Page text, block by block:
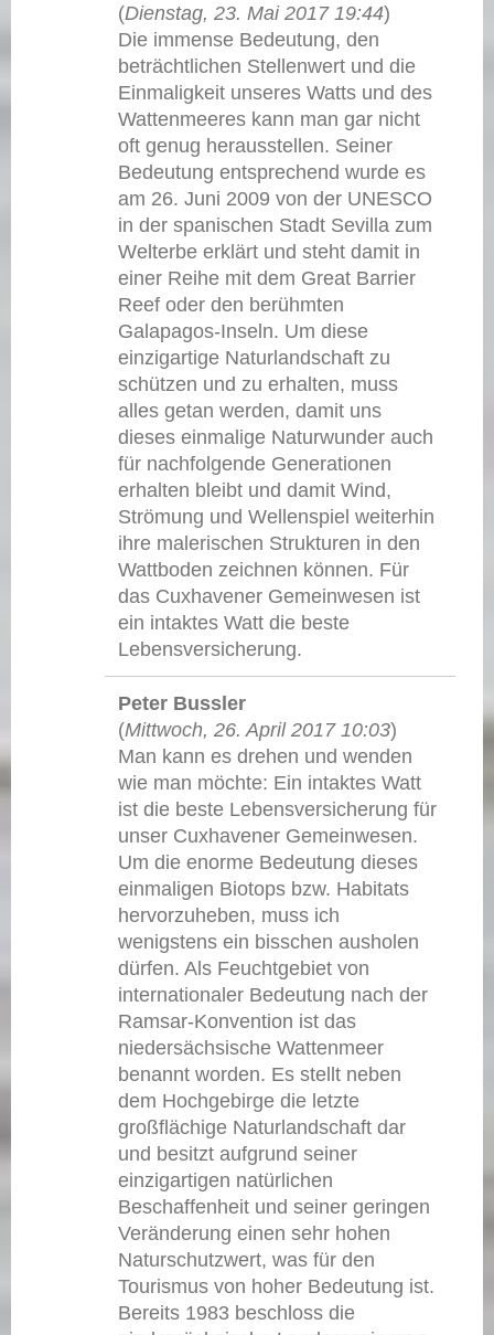
(Dienstag, 23. Mai 2017 19:44)
Die immense Bedeutung, den
beträchtlichen Stellenwert und die
Einmaligkeit unseres Watts und des
Wattenmeeres kann man gar nicht
oft genug herausstellen. Seiner
Bedeutung entsprechend wurde es
am 26. Juni 2009 von der UNESCO
in der spanischen Stadt Sevilla zum
Welterbe erklärt und steht damit in
einer Reihe mit dem Great Barrier
Reef oder den berühmten
Galapagos-Inseln. Um diese
einzigartige Naturlandschaft zu
schützen und zu erhalten, muss
alles getan werden, damit uns
dieses einmalige Naturwunder auch
für nachfolgende Generationen
erhalten bleibt und damit Wind,
Strömung und Wellenspiel weiterhin
ihre malerischen Strukturen in den
Wattboden zeichnen können. Für
das Cuxhavener Gemeinwesen ist
ein intaktes Watt die beste
Lebensversicherung.
Peter Bussler
(Mittwoch, 26. April 2017 10:03)
Man kann es drehen und wenden
wie man möchte: Ein intaktes Watt
ist die beste Lebensversicherung für
unser Cuxhavener Gemeinwesen.
Um die enorme Bedeutung dieses
einmaligen Biotops bzw. Habitats
hervorzuheben, muss ich
wenigstens ein bisschen ausholen
dürfen. Als Feuchtgebiet von
internationaler Bedeutung nach der
Ramsar-Konvention ist das
niedersächsische Wattenmeer
benannt worden. Es stellt neben
dem Hochgebirge die letzte
großflächige Naturlandschaft dar
und besitzt aufgrund seiner
einzigartigen natürlichen
Beschaffenheit und seiner geringen
Veränderung einen sehr hohen
Naturschutzwert, was für den
Tourismus von hoher Bedeutung ist.
Bereits 1983 beschloss die